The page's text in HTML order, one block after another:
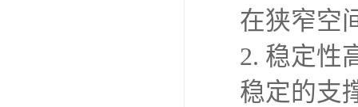
在狭窄空
2. 稳定性
稳定的支